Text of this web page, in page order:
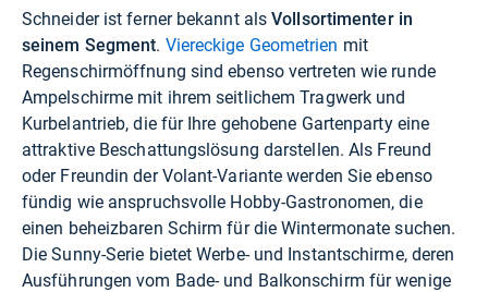
Schneider ist ferner bekannt alsVollsortimenter in
seinem Segment. Viereckige Geometrien mit
Regenschirmöffnung sind ebenso vertreten wie runde
Ampelschirme mit ihrem seitlichem Tragwerk und
Kurbelantrieb, die für Ihre gehobene Gartenparty eine
attraktive Beschattungslösung darstellen. Als Freund
oder Freundin der Volant-Variante werden Sie ebenso
fündig wie anspruchsvolle Hobby-Gastronomen, die
einen beheizbaren Schirm für die Wintermonate suchen.
Die Sunny-Serie bietet Werbe- und Instantschirme, deren
Ausführungen vom Bade- und Balkonschirm für wenige